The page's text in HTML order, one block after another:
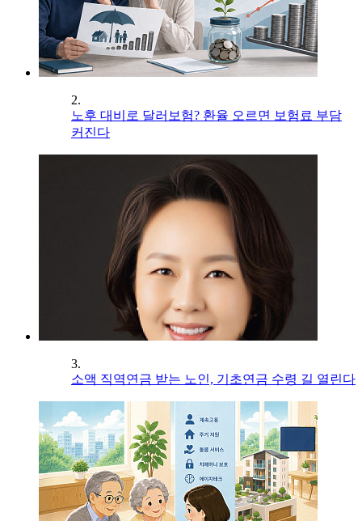
2.
노후 대비로 달러보험? 환율 오르면 보험료 부담
커진다
3.
소액 직역연금 받는 노인, 기초연금 수령 길 열린다